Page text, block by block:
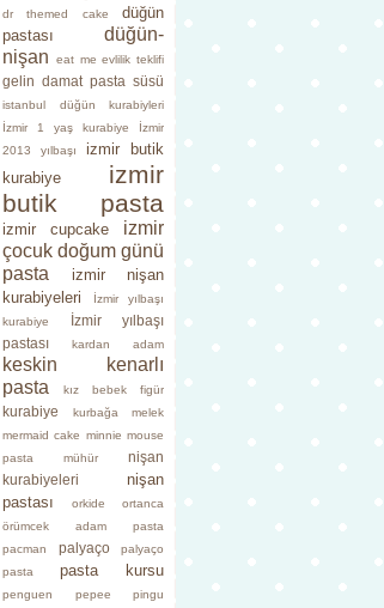
dr themed cake
düğün
pastası
düğün-
nişan
eat me evlilik teklifi
gelin damat pasta süsü
istanbul düğün kurabiyleri
İzmir 1 yaş kurabiye
İzmir
2013 yılbaşı
izmir butik
kurabiye
izmir
butik pasta
izmir cupcake
izmir
çocuk doğum günü
pasta
izmir nişan
kurabiyeleri
İzmir yılbaşı
kurabiye
İzmir yılbaşı
pastası
kardan adam
keskin kenarlı
pasta
kız bebek figür
kurabiye kurbağa
melek
mermaid cake minnie mouse
pasta
mühür
nişan
kurabiyeleri
nişan
pastası
orkide
ortanca
örümcek adam pasta
pacman
palyaço
palyaço
pasta
pasta kursu
penguen pepee
pingu